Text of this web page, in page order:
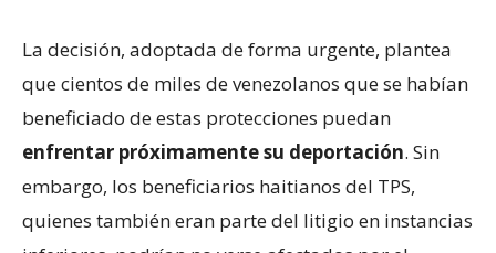
La decisión, adoptada de forma urgente, plantea
que cientos de miles de venezolanos que se habían
beneficiado de estas protecciones puedan
enfrentar próximamente su deportación. Sin
embargo, los beneficiarios haitianos del TPS,
quienes también eran parte del litigio en instancias